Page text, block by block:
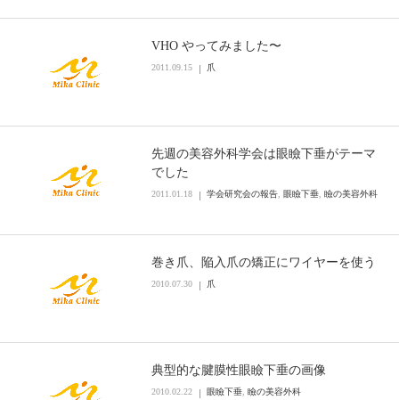
VHO やってみました〜
2011.09.15 爪
先週の美容外科学会は眼瞼下垂がテーマ
でした
2011.01.18 学会研究会の報告, 眼瞼下垂, 瞼の美容外科
巻き爪、陥入爪の矯正にワイヤーを使う
2010.07.30 爪
典型的な腱膜性眼瞼下垂の画像
2010.02.22 眼瞼下垂 瞼の美容外科